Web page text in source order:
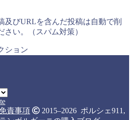
及びURLを含んだ投稿は自動で削
さい。（スパム対策）
ション
免責事項
2015–2026 ポルシェ911,